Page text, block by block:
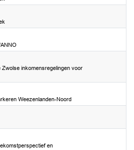
inkomensregelingen voor
Weezenlanden-Noord
en